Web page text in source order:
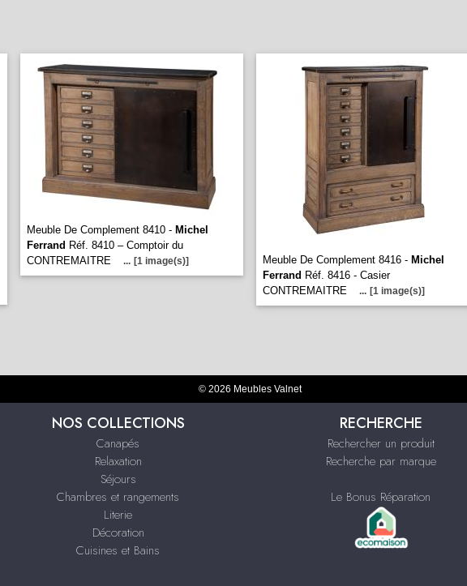
Meuble De Complement 8410 - Michel
Ferrand Réf. 8410 – Comptoir du
CONTREMAITRE
... [1 image(s)] Meuble De Complement 8416 - Michel
Ferrand Réf. 8416 - Casier
CONTREMAITRE
... [1 image(s)]
© 2026 Meubles Valnet
NOS COLLECTIONS
Canapés
Relaxation
Séjours
Chambres et rangements
Literie
Décoration
Cuisines et Bains
RECHERCHE
Rechercher un produit
Recherche par marque
Le Bonus Réparation